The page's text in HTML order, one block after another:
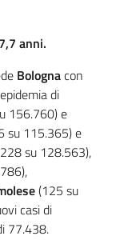
anni.
Bolognacon
di
156.760) e
su 115.365) e
su 128.563),
(125 su
casi di
77.438.